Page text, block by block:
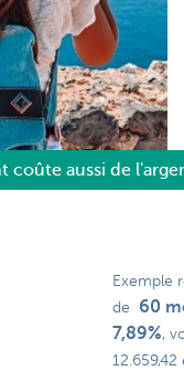
coûte aussi de
Exemple
de 60
7,89%,
12.659,42